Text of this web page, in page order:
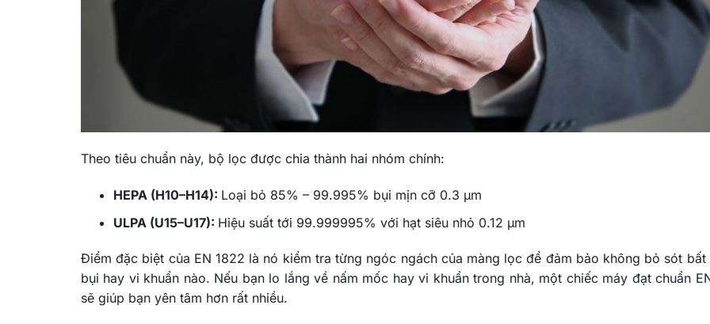
Theo tiêu chuẩn này, bộ lọc được chia thành hai nhóm chính:
HEPA (H10–H14): Loại bỏ 85% – 99.995% bụi mịn cỡ 0.3 μm
ULPA (U15–U17): Hiệu suất tới 99.999995% với hạt siêu nhỏ 0.12 μm
Điểm đặc biệt của EN 1822 là nó kiểm tra từng ngóc ngách của màng lọc để đảm bảo không bỏ sót bất
bụi hay vi khuẩn nào. Nếu bạn lo lắng về nấm mốc hay vi khuẩn trong nhà, một chiếc máy đạt chuẩn
sẽ giúp bạn yên tâm hơn rất nhiều.